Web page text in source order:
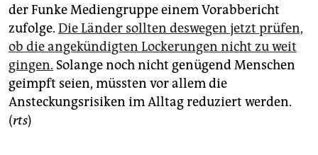
der Funke Mediengruppe einem Vorabbericht
zufolge. Die Länder sollten deswegen jetzt prüfen,
ob die angekündigten Lockerungen nicht zu weit
gingen. Solange noch nicht genügend Menschen
geimpft seien, müssten vor allem die
Ansteckungsrisiken im Alltag reduziert werden.
(rts)